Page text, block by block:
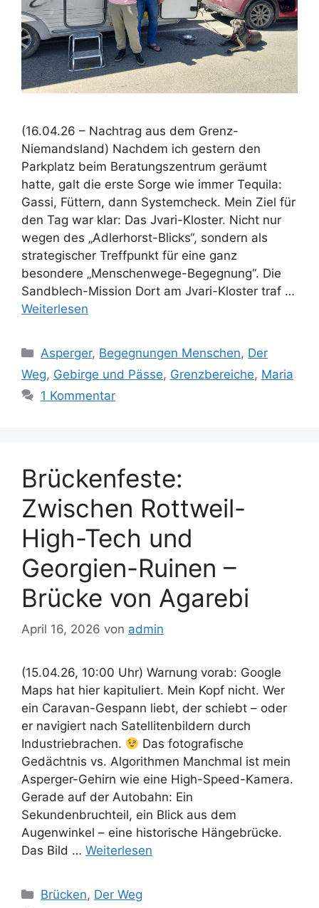
(16.04.26 – Nachtrag aus dem Grenz-
Niemandsland) Nachdem ich gestern den
Parkplatz beim Beratungszentrum geräumt
hatte, galt die erste Sorge wie immer Tequila:
Gassi, Füttern, dann Systemcheck. Mein Ziel für
den Tag war klar: Das Jvari-Kloster. Nicht nur
wegen des „Adlerhorst-Blicks“, sondern als
strategischer Treffpunkt für eine ganz
besondere „Menschenwege-Begegnung“. Die
Sandblech-Mission Dort am Jvari-Kloster traf …
Weiterlesen
Kategorien
Asperger, Begegnungen Menschen, Der
Weg, Gebirge und Pässe, Grenzbereiche, Maria
1 Kommentar
Brückenfeste:
Zwischen Rottweil-
High-Tech und
Georgien-Ruinen –
Brücke von Agarebi
April 16, 2026 von admin
(15.04.26, 10:00 Uhr) Warnung vorab: Google
Maps hat hier kapituliert. Mein Kopf nicht. Wer
ein Caravan-Gespann liebt, der schiebt – oder
er navigiert nach Satellitenbildern durch
Industriebrachen.
Das fotografische
Gedächtnis vs. Algorithmen Manchmal ist mein
Asperger-Gehirn wie eine High-Speed-Kamera.
Gerade auf der Autobahn: Ein
Sekundenbruchteil, ein Blick aus dem
Augenwinkel – eine historische Hängebrücke.
Das Bild … Weiterlesen
Kategorien
Brücken, Der Weg